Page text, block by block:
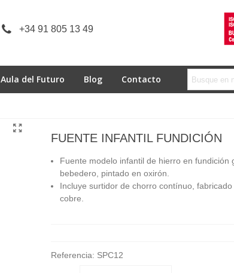
+34 91 805 13 49
Aula del Futuro Blog Contacto
FUENTE INFANTIL FUNDICIÓN
Fuente modelo infantil de hierro en fundición
bebedero, pintado en oxirón.
Incluye surtidor de chorro contínuo,
cobre.
Referencia: SPC12